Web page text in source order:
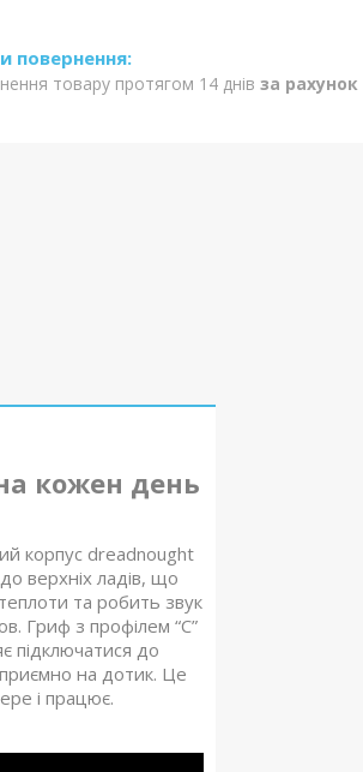
товару протягом 14 днів за
кожен день
корпус dreadnought
верхніх ладів, що
та робить звук
Гриф з профілем “C”
підключатися до
на дотик. Це
і працює.